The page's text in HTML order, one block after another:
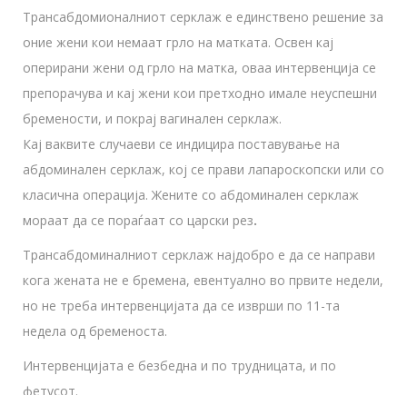
Трансабдомионалниот серклаж е единствено решение за
оние жени кои немаат грло на матката. Освен кај
оперирани жени од грло на матка, оваа интервенција се
препорачува и кај жени кои претходно имале неуспешни
бремености, и покрај вагинален серклаж.
Кај ваквите случаеви се индицира поставување на
абдоминален серклаж, кој се прави лапароскопски или со
класична операција. Жените со абдоминален серклаж
мораат да се пораѓаат со царски рез.
Трансабдоминалниот серклаж најдобро е да се направи
кога жената не е бремена, евентуално во првите недели,
но не треба интервенцијата да се изврши по 11-та
недела од бременоста.
Интервенцијата е безбедна и по трудницата, и по
фетусот.